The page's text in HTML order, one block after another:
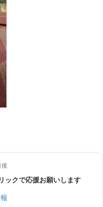
後
ックで応援お願いします